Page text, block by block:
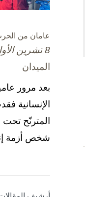
عامان من
8 تشرين الأول / أكتوبر، 2025
الميدان
بعد مرور
الإنسانية
المترنّح
شخص أزمة